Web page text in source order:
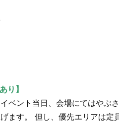
り】
ベント当日、会場にてはや
ます。 但し、優先エリアは定